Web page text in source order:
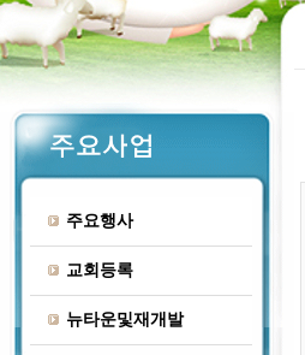
주요행사
교회등록
뉴타운및재개발